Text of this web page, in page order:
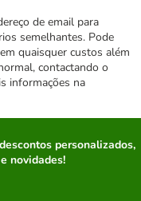
de email para
semelhantes. Pode
quaisquer custos além
contactando o
informações na
personalizados,
novidades!